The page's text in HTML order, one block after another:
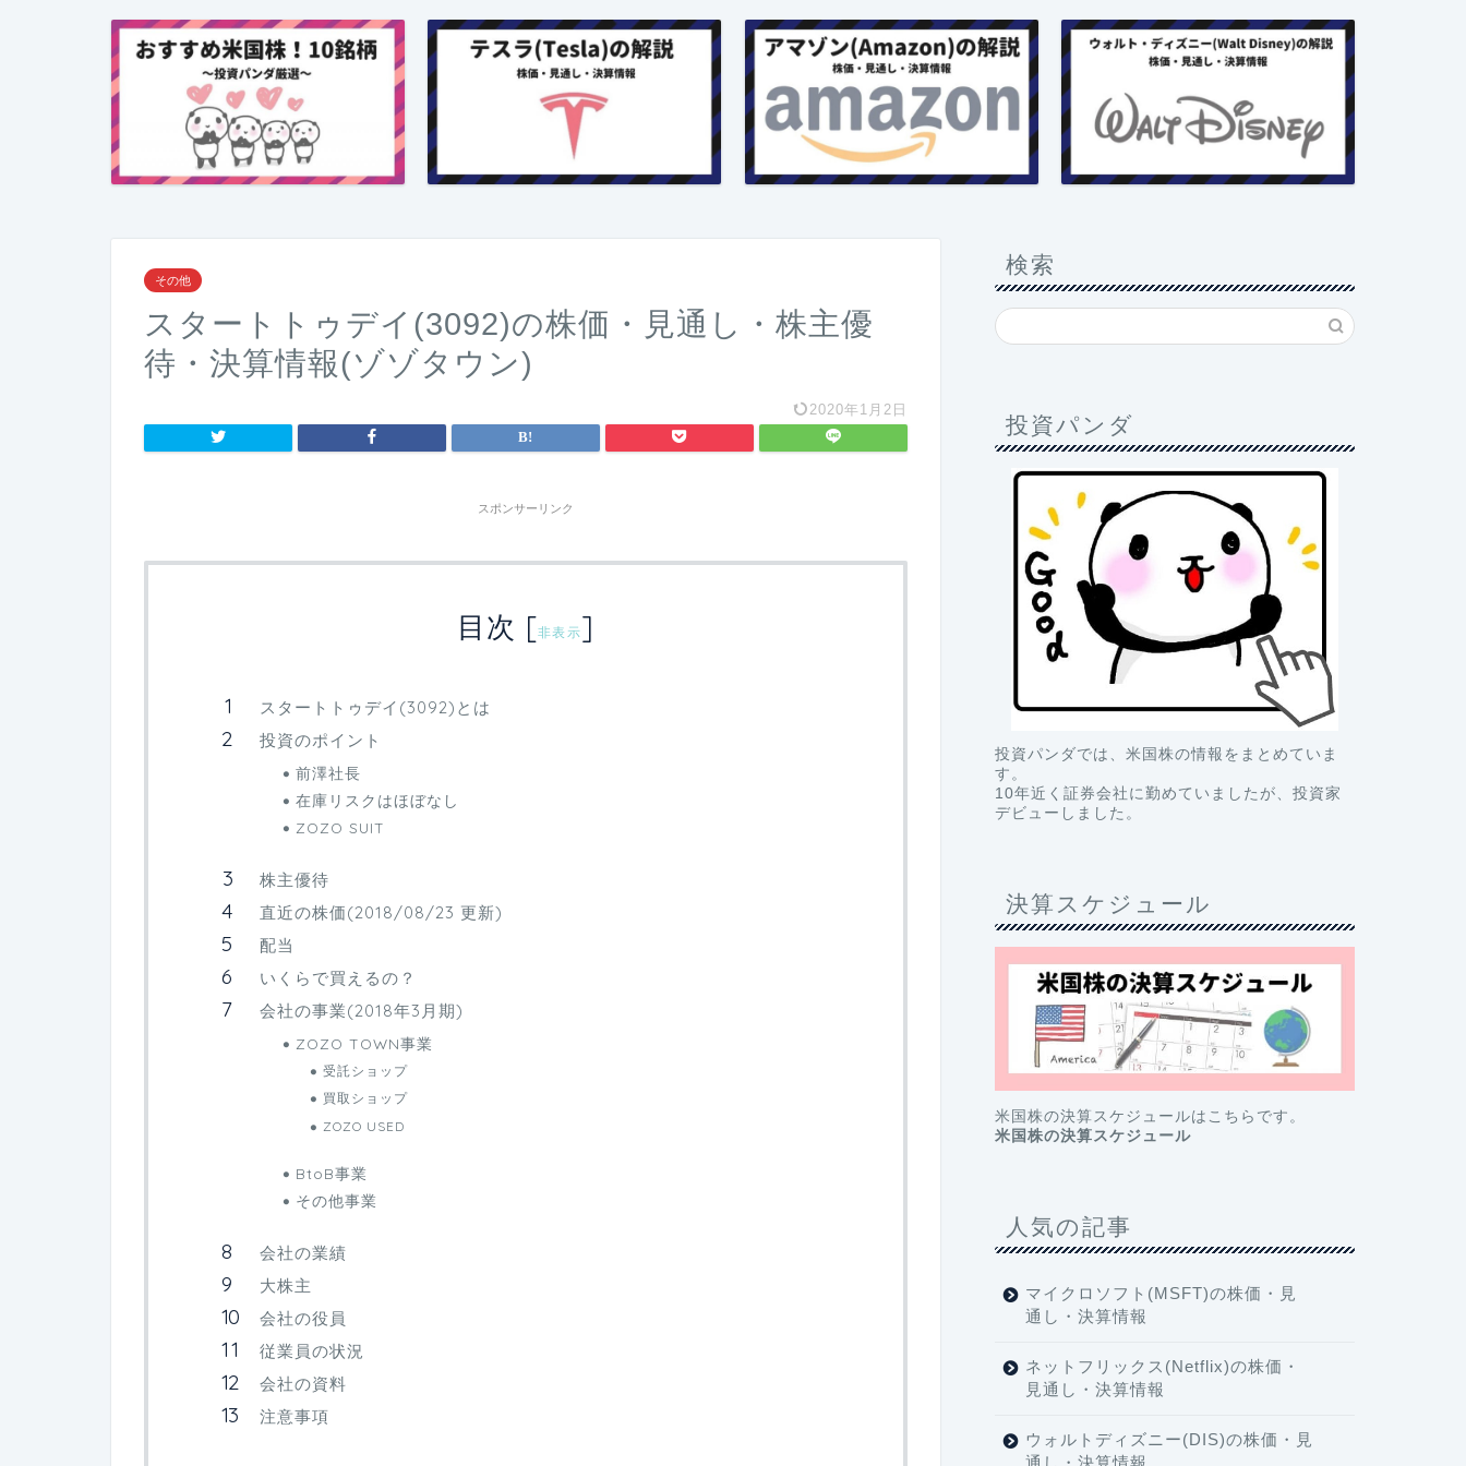
その他
スタートトゥデイ(3092)の株価・見通し・株主優
待・決算情報(ゾゾタウン)
2020年1月2日
スポンサーリンク
目次 [非表示]
スタートトゥデイ(3092)とは
投資のポイント
前澤社長
在庫リスクはほぼなし
ZOZO SUIT
株主優待
直近の株価(2018/08/23 更新)
配当
いくらで買えるの？
会社の事業(2018年3月期)
ZOZO TOWN事業
受託ショップ
買取ショップ
ZOZO USED
BtoB事業
その他事業
会社の業績
大株主
会社の役員
従業員の状況
会社の資料
注意事項
検索
投資パンダ
投資パンダでは、米国株の情報をまとめていま
す。
10年近く証券会社に勤めていましたが、投資家
デビューしました。
決算スケジュール
米国株の決算スケジュールはこちらです。
米国株の決算スケジュール
人気の記事
マイクロソフト(MSFT)の株価・見
通し・決算情報
ネットフリックス(Netflix)の株価・
見通し・決算情報
ウォルトディズニー(DIS)の株価・見